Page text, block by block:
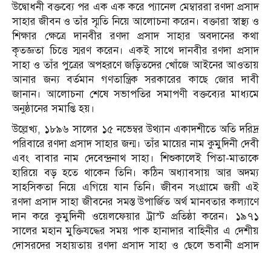
উদ্বোধনী বক্তব্যে পর এক এক করে প্যানেল মেম্বাররা রণদা প্রসাদ
সাহার জীবন ও তাঁর স্মৃতি নিয়ে আলোচনা করেন। বক্তারা স্বাস্থ্য ও
শিক্ষার ক্ষেত্রে দানবীর রণদা প্রসাদ সাহার অবদানের কথা
কৃতজ্ঞতা চিত্তে স্মরণ করেন। একই সাথে দানবীর রণদা প্রসাদ
সাহা ও তাঁর পু্ত্রের অপহরণে জড়িতদের খোঁজে আইনের আওতায়
আনার জন্য বর্তমান গণতান্ত্রিক সরকারের কাছে জোর দাবী
জানান। আলোচনা শেষে সভাপতির সমাপণী বক্তব্যের মাধ্যমে
অনুষ্ঠানের সমাপ্তি হয়।
উল্লেখ্য, ১৮৯৬ সালের ১৫ নভেম্বর উথ্যান একাদশীতে অতি দরিদ্র
পরিবারে রণদা প্রসাদ সাহার জন্ম। তাঁর মায়ের নাম কুমুদিনী দেবী
এবং বাবার নাম দেবেন্দ্রনাথ সাহা। শিশুকালেই পিতা-মাতাকে
হারিয়ে বড় হতে থাকেন তিনি। কঠিন অধ্যাবসায় আর অদম্য
সাহসিকতা নিয়ে এগিয়ে যান তিনি। জীবন সংগ্রামে জয়ী এই
রণদা প্রসাদ সাহা জীবনের সমস্ত উপার্জিত অর্থ মানবতার কল্যাণে
দান করে কুমুদিনী ওয়েলফেয়ার ট্রাস্ট প্রতিষ্ঠা করেন। ১৯৭১
সালের মহান মুক্তিযদ্ধের সময় পাক হানাদার বাহিনীর এ দেশীয়
দোসরদের সহায়তায় রণদা প্রসাদ সাহা ও ছেলে ভবানী প্রসাদ